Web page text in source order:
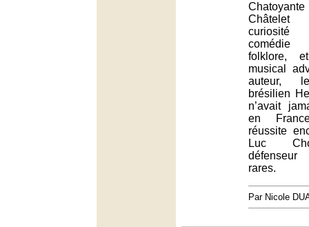
Châtelet
curiosité
folklore,
musical
auteur,
brésilien
n’avait
en
réussite
Luc
rares.
Par Nicole